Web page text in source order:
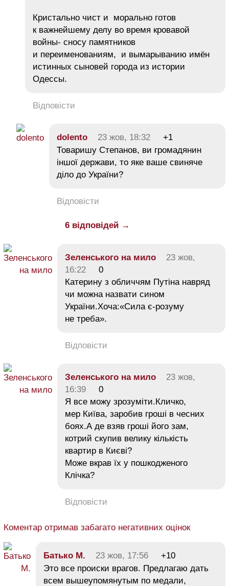
Кристально чист и морально готов
к важнейшему делу во время кровавой
войны- сносу памятников
и переименованиям, и вымарыванию имён
истинных сыновей города из истории
Одессы.
Відповісти
dolento 23 жов, 18:32
+1
Товаришу Степанов, ви громадянин
іншої держави, то яке ваше свиняче
діло до України?
Відповісти
6 відповідей →
Зеленського на мило
23 жов,
16:22
0
Катерину з обличчям Путіна навряд
чи можна назвати сином
України.Хоча:«Сила є-розуму
не треба».
Відповісти
Зеленського на мило
23 жов,
16:39
0
Я все можу зрозуміти.Кличко,
мер Київа, заробив гроші в чесних
боях.А де взяв гроші його зам,
котрий скупив велику кількість
квартир в Києві?
Може вкрав їх у пошкодженого
Клічка?
Відповісти
Коментар отримав забагато негативних оцінок
Батько М. 23 жов, 17:56
+10
Это все происки врагов. Предлагаю дать
всем вышеупомянутым по медали,